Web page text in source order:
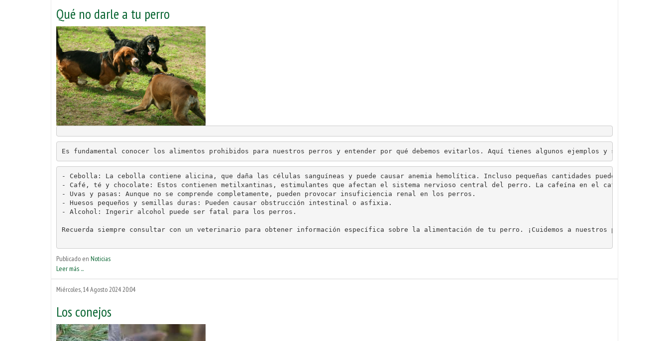
Qué no darle a tu perro
- Cebolla: La cebolla contiene alicina, que daña las células sanguíneas y puede causar anemia hemolítica. Incluso pequeñas cantidades pueden ser
- Café, té y chocolate: Estos contienen metilxantinas, estimulantes que afectan el sistema nervioso central del perro. La cafeína en el café, la
- Uvas y pasas: Aunque no se comprende completamente, pueden provocar insuficiencia renal en los perros.
- Huesos pequeños y semillas duras: Pueden causar obstrucción intestinal o asfixia.
- Alcohol: Ingerir alcohol puede ser fatal para los perros.
Recuerda siempre consultar con un veterinario para obtener información específica sobre la alimentación de tu perro. ¡Cuidemos a nuestros peludos
Publicado en Noticias
Leer más ...
Miércoles, 14 Agosto 2024 20:04
Los conejos